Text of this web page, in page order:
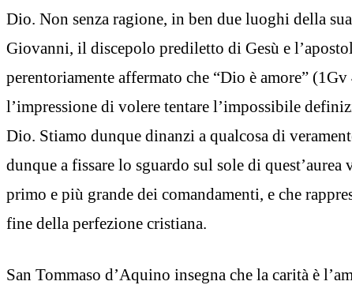
Dio. Non senza ragione, in ben due luoghi della
Giovanni, il discepolo prediletto di Gesù e
perentoriamente affermato che “Dio è amore”
l’impressione di volere tentare l’impossibile
Dio. Stiamo dunque dinanzi a qualcosa di
dunque a fissare lo sguardo sul sole di quest’aurea
primo e più grande dei comandamenti, e che
fine della perfezione cristiana.
San Tommaso d’Aquino insegna che la carità è